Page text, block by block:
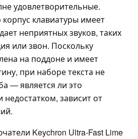
удовлетворительные.
клавиатуры имеет
неприятных звуков, таких
или звон. Поскольку
на поддоне и имеет
при наборе текста не
— является ли это
зависит от
Keychron Ultra-Fast Lime